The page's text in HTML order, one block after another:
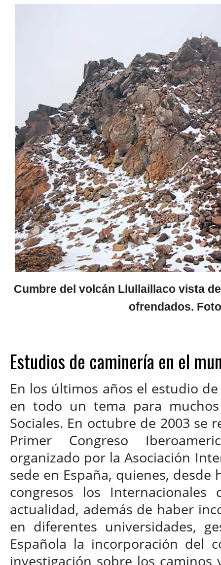
Cumbre del volcán Llullaillaco vista
ofrendados.
Estudios de caminería en el
En los últimos años el estudio
en todo un tema para
Sociales. En octubre de 2003 se
Primer Congreso
organizado por la Asociación
sede en España, quienes, desde
congresos los
actualidad, además de haber
en diferentes universidades,
Española la incorporación del
investigación sobre los